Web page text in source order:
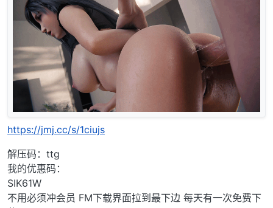
https://jmj.cc/s/1ciujs
解压码：ttg
我的优惠码：
SIK61W
不用必须冲会员 FM下载界面拉到最下边 每天有一次免费下